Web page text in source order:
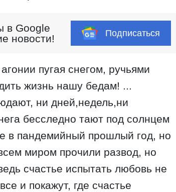
в Google
новости!
Подписаться
пугая снегом, ручьями
жизнь нашу бедам! ...
ни дней,недель,ни
бесследно тают под солнцем
в пандемийный прошлый год, но
миром прочили развод, но
счастье испытать любовь не
и покажут, где счастье